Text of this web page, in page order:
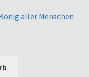
aller Menschen